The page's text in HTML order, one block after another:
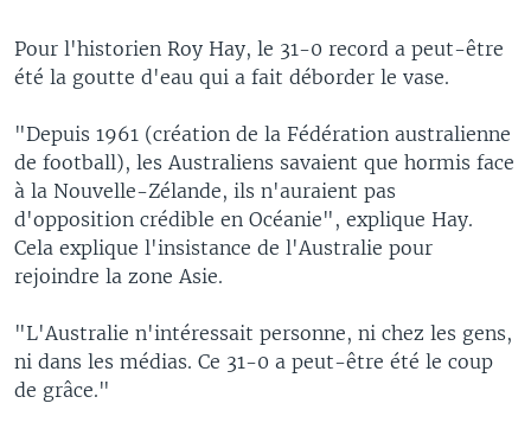
Pour l'historien Roy Hay, le 31-0 record a peut-être
été la goutte d'eau qui a fait déborder le vase.
"Depuis 1961 (création de la Fédération australienne
de football), les Australiens savaient que hormis face
à la Nouvelle-Zélande, ils n'auraient pas
d'opposition crédible en Océanie", explique Hay.
Cela explique l'insistance de l'Australie pour
rejoindre la zone Asie.
"L'Australie n'intéressait personne, ni chez les gens,
ni dans les médias. Ce 31-0 a peut-être été le coup
de grâce."